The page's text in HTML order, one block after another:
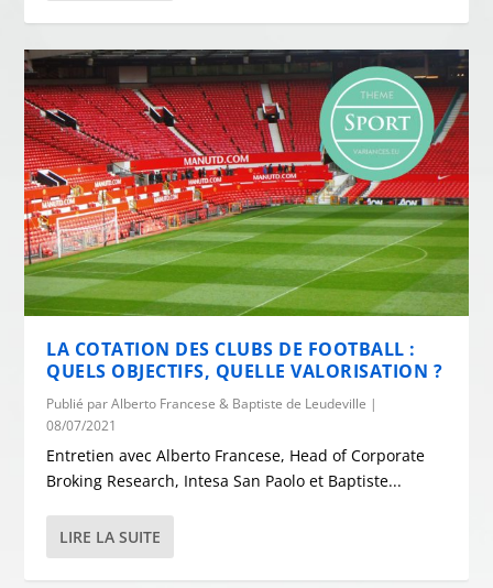
LA COTATION DES CLUBS DE FOOTBALL :
QUELS OBJECTIFS, QUELLE VALORISATION ?
Publié parAlberto Francese & Baptiste de Leudeville |
08/07/2021
Entretien avec Alberto Francese, Head of Corporate
Broking Research, Intesa San Paolo et Baptiste...
LIRE LA SUITE